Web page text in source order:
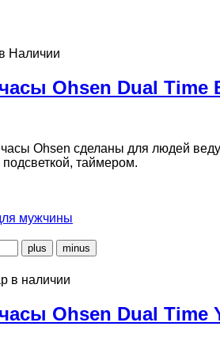
Наличии
Ohsen Dual Time
Ohsen сделаны для людей
таймером.
в наличии
Ohsen Dual Time